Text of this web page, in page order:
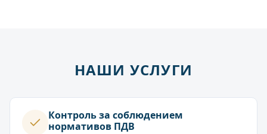
НАШИ УСЛУГИ
Контроль за соблюдением
нормативов ПДВ